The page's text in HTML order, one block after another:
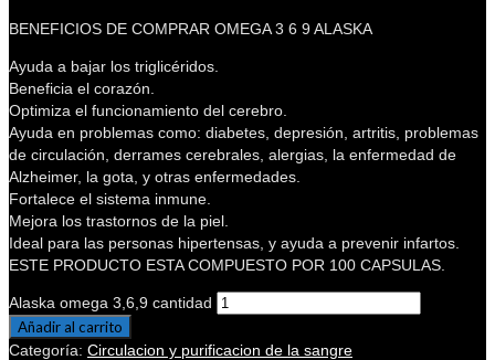
BENEFICIOS DE COMPRAR OMEGA 3 6 9 ALASKA
Ayuda a bajar los triglicéridos.
Beneficia el corazón.
Optimiza el funcionamiento del cerebro.
Ayuda en problemas como: diabetes, depresión, artritis, problemas
de circulación, derrames cerebrales, alergias, la enfermedad de
Alzheimer, la gota, y otras enfermedades.
Fortalece el sistema inmune.
Mejora los trastornos de la piel.
Ideal para las personas hipertensas, y ayuda a prevenir infartos.
ESTE PRODUCTO ESTA COMPUESTO POR 100 CAPSULAS.
Alaska omega 3,6,9 cantidad
Añadir al carrito
Categoría: Circulacion y purificacion de la sangre